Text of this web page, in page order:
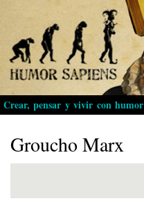
Crear, pensar y vivir con humor
Groucho Marx